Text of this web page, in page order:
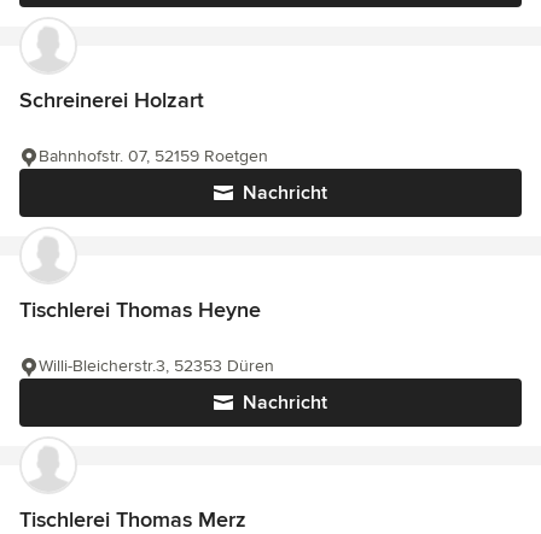
Schreinerei Holzart
Nachricht
Bahnhofstr. 07, 52159 Roetgen
Tischlerei Thomas Heyne
Nachricht
Willi-Bleicherstr.3, 52353 Düren
Tischlerei Thomas Merz